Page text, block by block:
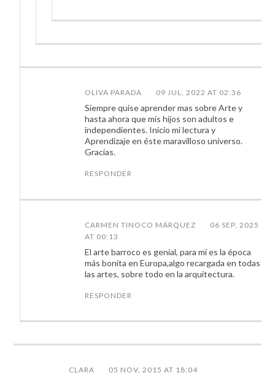
OLIVA PARADA 09 JUL, 2022 AT 02:36
Siempre quise aprender mas sobre Arte y
hasta ahora que mis hijos son adultos e
independientes. Inicio mi lectura y
Aprendizaje en éste maravilloso universo.
Gracias.
RESPONDER
CARMEN TINOCO MÁRQUEZ
06 SEP, 2025
AT 00:13
El arte barroco es genial, para mí es la época
más bonita en Europa,algo recargada en todas
las artes, sobre todo en la arquitectura.
RESPONDER
CLARA 05 NOV, 2015 AT 18:04